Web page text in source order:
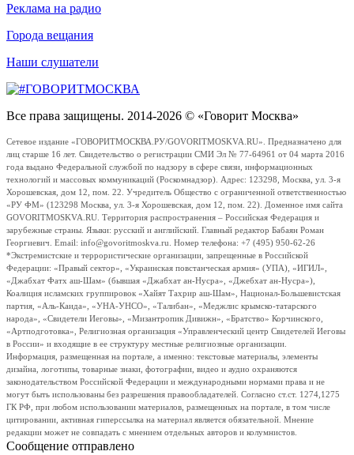
Реклама на радио
Города вещания
Наши слушатели
Все права защищены. 2014-2026 © «Говорит Москва»
Сетевое издание «ГОВОРИТМОСКВА.РУ/GOVORITMOSKVA.RU». Предназначено для
лиц старше 16 лет. Свидетельство о регистрации СМИ Эл № 77-64961 от 04 марта 2016
года выдано Федеральной службой по надзору в сфере связи, информационных
технологий и массовых коммуникаций (Роскомнадзор). Адрес: 123298, Москва, ул. 3-я
Хорошевская, дом 12, пом. 22. Учредитель Общество с ограниченной ответственностью
«РУ ФМ» (123298 Москва, ул. 3-я Хорошевская, дом 12, пом. 22). Доменное имя сайта
GOVORITMOSKVA.RU. Территория распространения – Российская Федерация и
зарубежные страны. Языки: русский и английский. Главный редактор Бабаян Роман
Георгиевич. Email: info@govoritmoskva.ru. Номер телефона: +7 (495) 950-62-26
*Экстремистские и террористические организации, запрещенные в Российской
Федерации: «Правый сектор», «Украинская повстанческая армия» (УПА), «ИГИЛ»,
«Джабхат Фатх аш-Шам» (бывшая «Джабхат ан-Нусра», «Джебхат ан-Нусра»),
Коалиция исламских группировок «Хайят Тахрир аш-Шам», Национал-Большевистская
партия, «Аль-Каида», «УНА-УНСО», «Талибан», «Меджлис крымско-татарского
народа», «Свидетели Иеговы», «Мизантропик Дивижн», «Братство» Корчинского,
«Артподготовка», Религиозная организация «Управленческий центр Свидетелей Иеговы
в России» и входящие в ее структуру местные религиозные организации.
Информация, размещенная на портале, а именно: текстовые материалы, элементы
дизайна, логотипы, товарные знаки, фотографии, видео и аудио охраняются
законодательством Российской Федерации и международными нормами права и не
могут быть использованы без разрешения правообладателей. Согласно ст.ст. 1274,1275
ГК РФ, при любом использовании материалов, размещенных на портале, в том числе
цитировании, активная гиперссылка на материал является обязательной. Мнение
редакции может не совпадать с мнением отдельных авторов и колумнистов.
Сообщение отправлено